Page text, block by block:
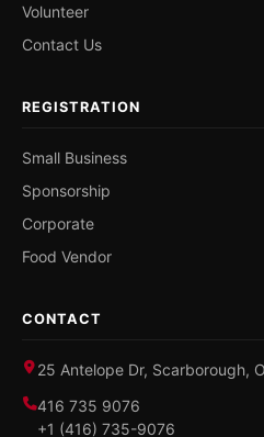
Volunteer
Contact Us
REGISTRATION
Small Business
Sponsorship
Corporate
Food Vendor
CONTACT
25 Antelope Dr, Scarborough,
416 735 9076
+1 (416) 735-9076